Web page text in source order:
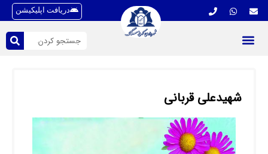
دریافت اپلیکیشن
شهیدعلی قربانی